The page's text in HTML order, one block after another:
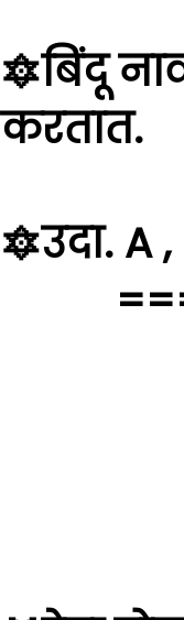
🔯बिंदू
करतात.
🔯उदा. A ,